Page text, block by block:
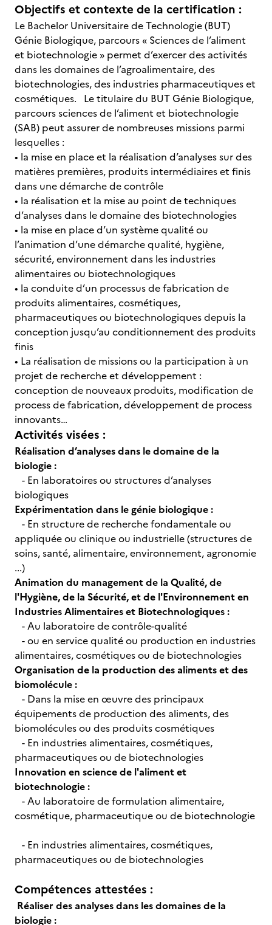
Objectifs et contexte de la certification :
Le Bachelor Universitaire de Technologie (BUT)
Génie Biologique, parcours « Sciences de l’aliment
et biotechnologie » permet d’exercer des activités
dans les domaines de l’agroalimentaire, des
biotechnologies, des industries pharmaceutiques et
cosmétiques. Le titulaire du BUT Génie Biologique,
parcours sciences de l’aliment et biotechnologie
(SAB) peut assurer de nombreuses missions parmi
lesquelles :
• la mise en place et la réalisation d’analyses sur des
matières premières, produits intermédiaires et finis
dans une démarche de contrôle
• la réalisation et la mise au point de techniques
d’analyses dans le domaine des biotechnologies
• la mise en place d’un système qualité ou
l’animation d’une démarche qualité, hygiène,
sécurité, environnement dans les industries
alimentaires ou biotechnologiques
• la conduite d’un processus de fabrication de
produits alimentaires, cosmétiques,
pharmaceutiques ou biotechnologiques depuis la
conception jusqu’au conditionnement des produits
finis
• La réalisation de missions ou la participation à un
projet de recherche et développement :
conception de nouveaux produits, modification de
process de fabrication, développement de process
innovants…
Activités visées :
Réalisation d’analyses dans le domaine de la
biologie :
- En laboratoires ou structures d’analyses
biologiques
Expérimentation dans le génie biologique :
- En structure de recherche fondamentale ou
appliquée ou clinique ou industrielle (structures de
soins, santé, alimentaire, environnement, agronomie
...)
Animation du management de la Qualité, de
l'Hygiène, de la Sécurité, et de l'Environnement en
Industries Alimentaires et Biotechnologiques :
- Au laboratoire de contrôle-qualité
- ou en service qualité ou production en industries
alimentaires, cosmétiques ou de biotechnologies
Organisation de la production des aliments et des
biomolécule :
- Dans la mise en œuvre des principaux
équipements de production des aliments, des
biomolécules ou des produits cosmétiques
- En industries alimentaires, cosmétiques,
pharmaceutiques ou de biotechnologies
Innovation en science de l'aliment et
biotechnologie :
- Au laboratoire de formulation alimentaire,
cosmétique, pharmaceutique ou de biotechnologie
- En industries alimentaires, cosmétiques,
pharmaceutiques ou de biotechnologies
Compétences attestées :
Réaliser des analyses dans les domaines de la
biologie :